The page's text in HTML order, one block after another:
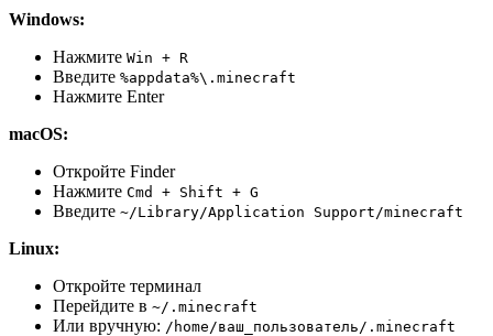
Windows:
Нажмите Win + R
Введите %appdata%\.minecraft
Нажмите Enter
macOS:
Откройте Finder
Нажмите Cmd + Shift + G
Введите ~/Library/Application Support/minecraft
Linux:
Откройте терминал
Перейдите в ~/.minecraft
Или вручную: /home/ваш_пользователь/.minecraft